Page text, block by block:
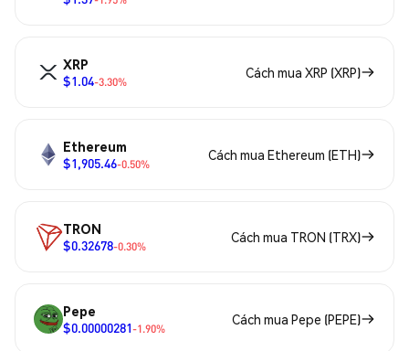
XRP
$1.04-3.30%
Cách mua XRP (XRP)
Ethereum
$1,905.46-0.50%
Cách mua Ethereum (ETH)
TRON
$0.32678-0.30%
Cách mua TRON (TRX)
Pepe
$0.00000281-1.90%
Cách mua Pepe (PEPE)